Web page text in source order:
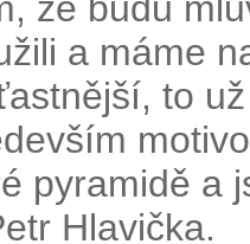
a máme
to
pyramidě a
Hlavička.